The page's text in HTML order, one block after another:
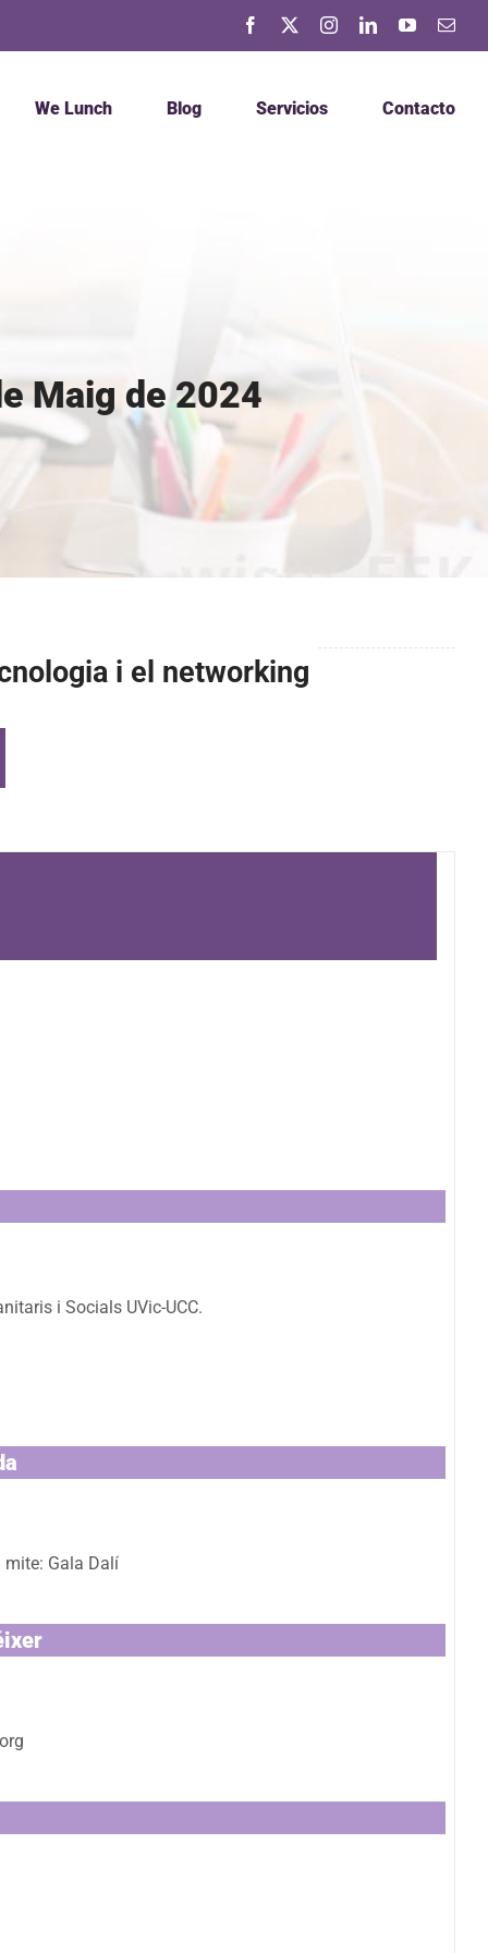
Facebook InstagramLinkedInYouTube
We Lunch Blog Servicios Contacto
Maig de 2024
i el networking
i Socials UVic-UCC.
mite: Gala Dalí